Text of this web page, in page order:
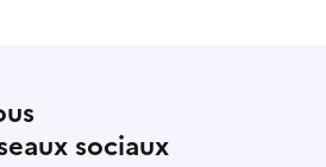
sociaux